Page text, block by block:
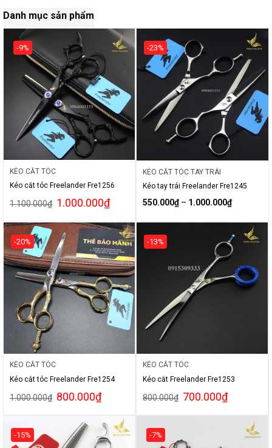
Danh mục sản phẩm
-9%
KÉO CẮT TÓC
Kéo cắt tóc Freelander Fre1256
1.100.000₫ 1.000.000₫
-23%
KÉO CẮT TÓC TAY TRÁI
Kéo tay trái Freelander Fre1245
550.000₫– 1.000.000₫
-20%
KÉO CẮT TÓC
Kéo cắt tóc Freelander Fre1254
1.000.000₫ 800.000₫
-13%
KÉO CẮT TÓC
Kéo cắt Freelander Fre1253
800.000₫ 700.000₫
-15% -7%